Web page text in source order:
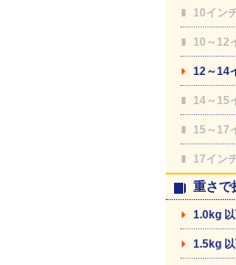
10イン
10～12
12～14
14～15
15～17
17イン
重さで
1.0kg
1.5kg